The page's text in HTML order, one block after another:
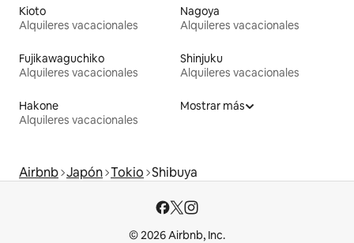
Kioto
Alquileres vacacionales
Nagoya
Alquileres vacacionales
Fujikawaguchiko
Alquileres vacacionales
Shinjuku
Alquileres vacacionales
Hakone
Alquileres vacacionales
Mostrar más
Airbnb Japón Tokio Shibuya
© 2026 Airbnb, Inc.